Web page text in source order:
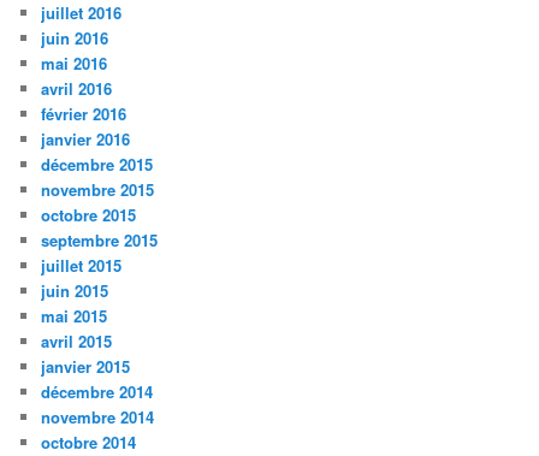
juillet 2016
juin 2016
mai 2016
avril 2016
février 2016
janvier 2016
décembre 2015
novembre 2015
octobre 2015
septembre 2015
juillet 2015
juin 2015
mai 2015
avril 2015
janvier 2015
décembre 2014
novembre 2014
octobre 2014